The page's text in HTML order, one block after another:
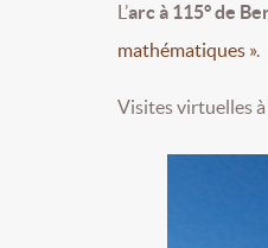
L’arc à 115° de
mathématiques ».
Visites virtuelles